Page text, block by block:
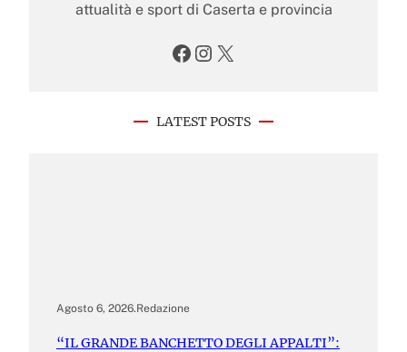
attualità e sport di Caserta e provincia
Facebook Instagram X
LATEST POSTS
Agosto 6, 2026.Redazione
“IL GRANDE BANCHETTO DEGLI APPALTI”: